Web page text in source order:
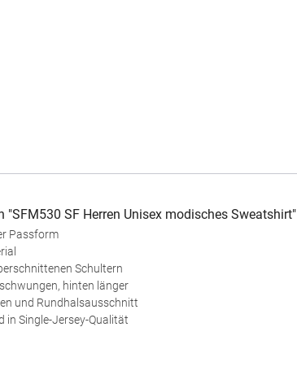
SF Herren Unisex modisches Sweatshirt"
Passform
Schultern
hinten länger
und Rundhalsausschnitt
in Single-Jersey-Qualität